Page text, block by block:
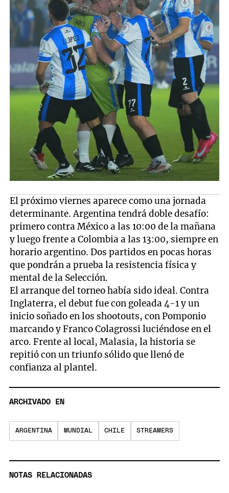
El próximo viernes aparece como una jornada
determinante. Argentina tendrá doble desafío:
primero contra México a las 10:00 de la mañana
y luego frente a Colombia a las 13:00, siempre en
horario argentino. Dos partidos en pocas horas
que pondrán a prueba la resistencia física y
mental de la Selección.
El arranque del torneo había sido ideal. Contra
Inglaterra, el debut fue con goleada 4-1 y un
inicio soñado en los shootouts, con Pomponio
marcando y Franco Colagrossi luciéndose en el
arco. Frente al local, Malasia, la historia se
repitió con un triunfo sólido que llenó de
confianza al plantel.
ARCHIVADO EN
ARGENTINA MUNDIAL CHILE STREAMERS
NOTAS RELACIONADAS